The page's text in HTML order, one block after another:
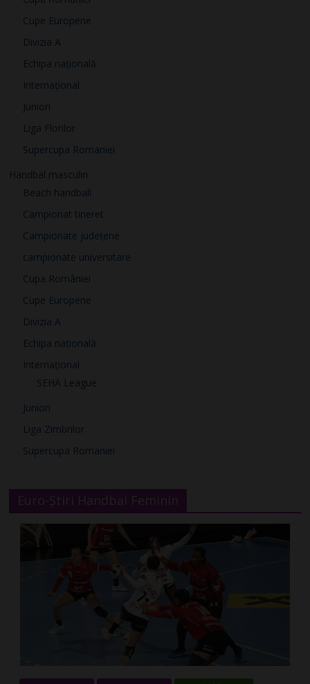
Cupe Europene
Divizia A
Echipa națională
Internațional
Juniori
Liga Florilor
Supercupa Romaniei
Handbal masculin
Beach handball
Campionat tineret
Campionate județene
campionate universitare
Cupa României
Cupe Europene
Divizia A
Echipa națională
Internațional
SEHA League
Juniori
Liga Zimbrilor
Supercupa Romaniei
Euro-Știri Handbal Feminin